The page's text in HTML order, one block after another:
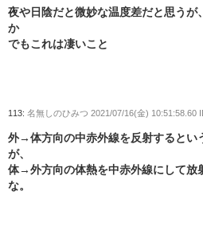
夜や日陰だと微妙な温度差だと思うが
か
でもこれは凄いこと
113: 名無しのひみつ 2021/07/16(金) 10:51:58.60
外→体方向の中赤外線を反射するとい
が、
体→外方向の体熱を中赤外線にして放
な。